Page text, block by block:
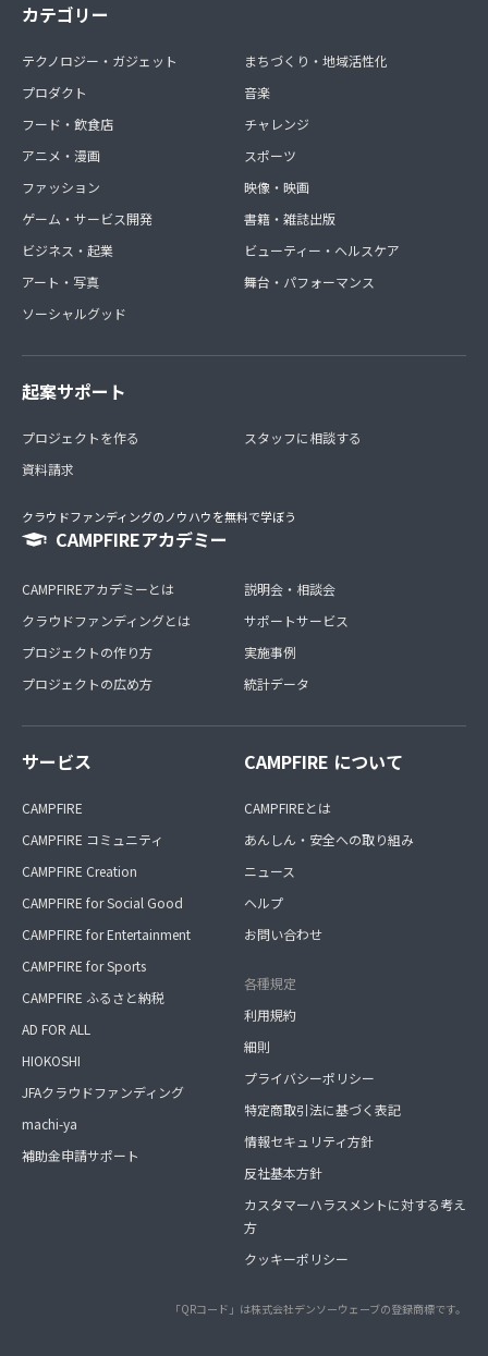
カテゴリー
テクノロジー・ガジェット
プロダクト
フード・飲食店
アニメ・漫画
ファッション
ゲーム・サービス開発
ビジネス・起業
アート・写真
ソーシャルグッド
まちづくり・地域活性化
音楽
チャレンジ
スポーツ
映像・映画
書籍・雑誌出版
ビューティー・ヘルスケア
舞台・パフォーマンス
起案サポート
プロジェクトを作る
資料請求
スタッフに相談する
クラウドファンディングのノウハウを無料で学ぼう
CAMPFIREアカデミー
CAMPFIREアカデミーとは
クラウドファンディングとは
プロジェクトの作り方
プロジェクトの広め方
説明会・相談会
サポートサービス
実施事例
統計データ
サービス
CAMPFIRE
CAMPFIRE コミュニティ
CAMPFIRE Creation
CAMPFIRE for Social Good
CAMPFIRE for Entertainment
CAMPFIRE for Sports
CAMPFIRE ふるさと納税
AD FOR ALL
HIOKOSHI
JFAクラウドファンディング
machi-ya
補助金申請サポート
CAMPFIRE について
CAMPFIREとは
あんしん・安全への取り組み
ニュース
ヘルプ
お問い合わせ
各種規定
利用規約
細則
プライバシーポリシー
特定商取引法に基づく表記
情報セキュリティ方針
反社基本方針
カスタマーハラスメントに対する考え
方
クッキーポリシー
「QRコード」は株式会社デンソーウェーブの登録商標です。